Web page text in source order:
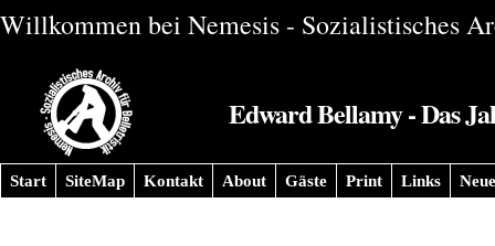
Willkommen bei Nemesis - Sozialistisches
Edward Bellamy - Das
Start SiteMap Kontakt About Gäste Print Links